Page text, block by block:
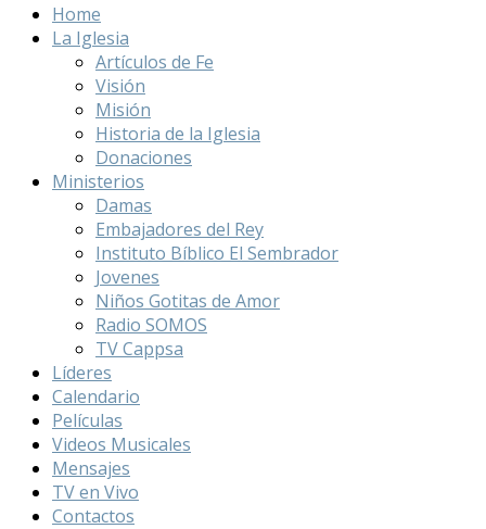
Home
La Iglesia
Artículos de Fe
Visión
Misión
Historia de la Iglesia
Donaciones
Ministerios
Damas
Embajadores del Rey
Instituto Bíblico El Sembrador
Jovenes
Niños Gotitas de Amor
Radio SOMOS
TV Cappsa
Líderes
Calendario
Películas
Videos Musicales
Mensajes
TV en Vivo
Contactos